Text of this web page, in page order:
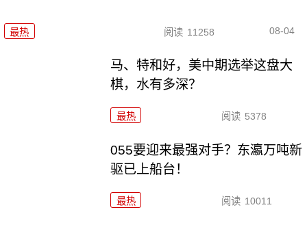
最热 阅读 11258 08-04
马、特和好，美中期选举这盘大
棋，水有多深？
最热 阅读 5378
055要迎来最强对手？东瀛万吨新
驱已上船台！
最热 阅读 10011